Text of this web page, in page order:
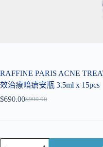
RAFFINE PARIS ACNE
效治療暗瘡安瓶 3.5ml x 15pcs
$990.00
$690.00